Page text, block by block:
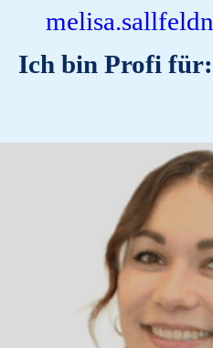
Ich bin Profi für: